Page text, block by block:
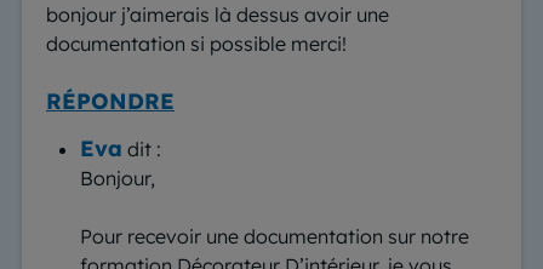
bonjour j’aimerais là dessus avoir une
documentation si possible merci!
RÉPONDRE
Eva dit :
Bonjour,
Pour recevoir une documentation sur notre